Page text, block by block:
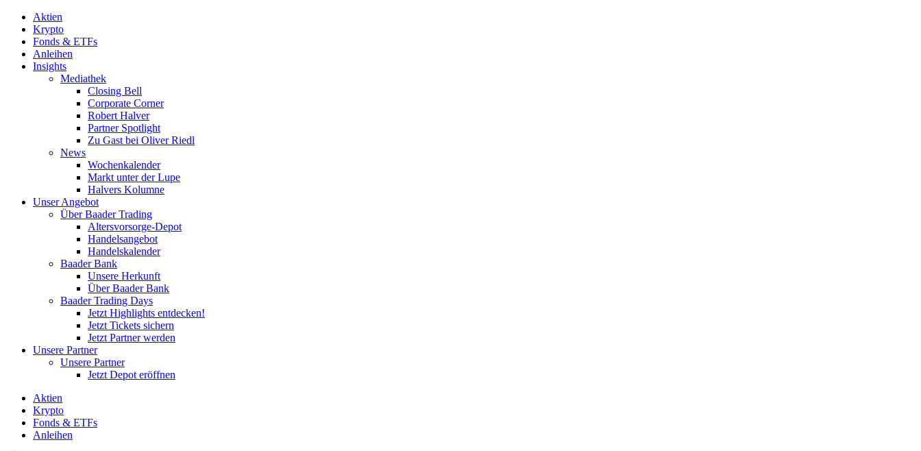
Aktien
Krypto
Fonds & ETFs
Anleihen
Insights
Mediathek
Closing Bell
Corporate Corner
Robert Halver
Partner Spotlight
Zu Gast bei Oliver Riedl
News
Wochenkalender
Markt unter der Lupe
Halvers Kolumne
Unser Angebot
Über Baader Trading
Altersvorsorge-Depot
Handelsangebot
Handelskalender
Baader Bank
Unsere Herkunft
Über Baader Bank
Baader Trading Days
Jetzt Highlights entdecken!
Jetzt Tickets sichern
Jetzt Partner werden
Unsere Partner
Unsere Partner
Jetzt Depot eröffnen
Aktien
Krypto
Fonds & ETFs
Anleihen